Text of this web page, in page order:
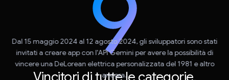
Dal 15 maggio 2024 al 12 agosto 2024, gli sviluppatori sono stati
invitati a creare app con l'API Gemini per avere la possibilità di
vincere una DeLorean elettrica personalizzata del 1981 e altro
ancora.